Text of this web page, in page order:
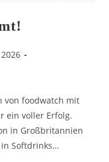
von foodwatch mit
ein voller Erfolg.
in Großbritannien
Softdrinks…